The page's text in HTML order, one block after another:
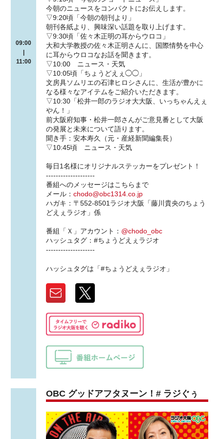
09:00
11:00
今朝のニュースをコンパクトにお伝えします。
▽9:20頃「今朝の朝刊より」
朝刊各紙より、興味深い話題を取り上げます。
▽9:30頃「佐々木正明の耳からウロコ」
大和大学教授の佐々木正明さんに、国際情勢を中心
に耳からウロコなお話を聞きます。
▽10:00 ニュース・天気
▽10:05頃「ちょうどえぇ◯◯」
文房具ソムリエの石津ヒロシさんに、生活が豊かに
なる様々なアイテムをご紹介いただきます。
▽10:30「松井一郎のラジオ大大阪、いっちゃんえぇ
やん！」
前大阪府知事・松井一郎さんがご意見番として大阪
の発展と未来について語ります。
聞き手：安本寿久（元・産経新聞編集長）
▽10:45頃 ニュース・天気
毎日1名様にオリジナルステッカーをプレゼント！
--------------------
番組へのメッセージはこちらまで
メール：chodo@obc1314.co.jp
ハガキ：〒552-8501ラジオ大阪「藤川貴央のちょう
どえぇラジオ」係
番組「Ｘ」アカウント： @chodo_obc
ハッシュタグ：#ちょうどえぇラジオ
--------------------
ハッシュタグは「#ちょうどえぇラジオ」
OBC グッドアフタヌーン！# ラジぐぅ